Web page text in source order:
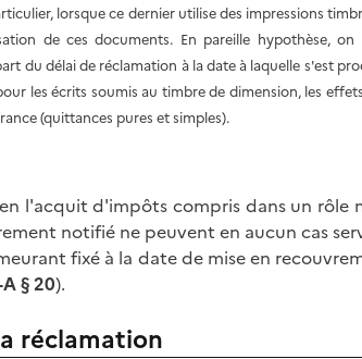
lorsque ce dernier utilise des impressions
de ces documents. En pareille hypothèse,
du délai de réclamation à la date à laquelle s'est
les écrits soumis au timbre de dimension, les
(quittances pures et simples).
l'acquit d'impôts compris dans un rôle
notifié ne peuvent en aucun cas
fixé à la date de mise en
§ 20).
réclamation